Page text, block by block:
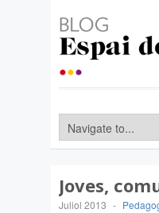
Joves,
Juliol 2013 -